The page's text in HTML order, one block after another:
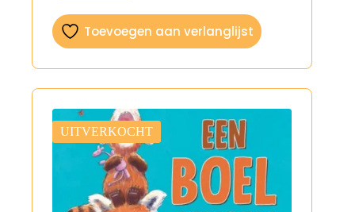
Toevoegen aan verlanglijst
UITVERKOCHT